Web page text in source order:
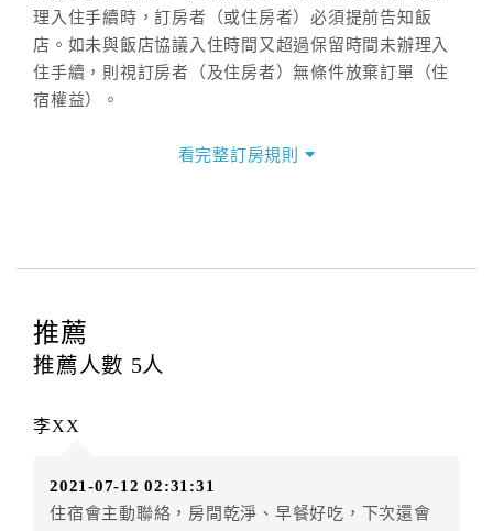
理入住手續時，訂房者（或住房者）必須提前告知飯
店。如未與飯店協議入住時間又超過保留時間未辦理入
住手續，則視訂房者（及住房者）無條件放棄訂單（住
宿權益）。
四、訂單異動
提出申辦不得異動訂單。
每筆訂單異動限定
辦理取消退款。
房者應補足差額。（限原訂飯店）
房者不得要求退其差額。（限原訂飯店）
看完整訂房規則
推薦
推薦人數 5人
李XX
2021-07-12 02:31:31
住宿會主動聯絡，房間乾淨、早餐好吃，下次還會